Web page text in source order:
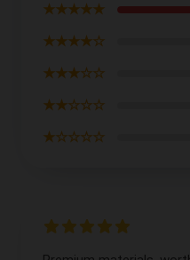
★★★★★
★★★★☆
★★★☆☆
★★☆☆☆
★☆☆☆☆